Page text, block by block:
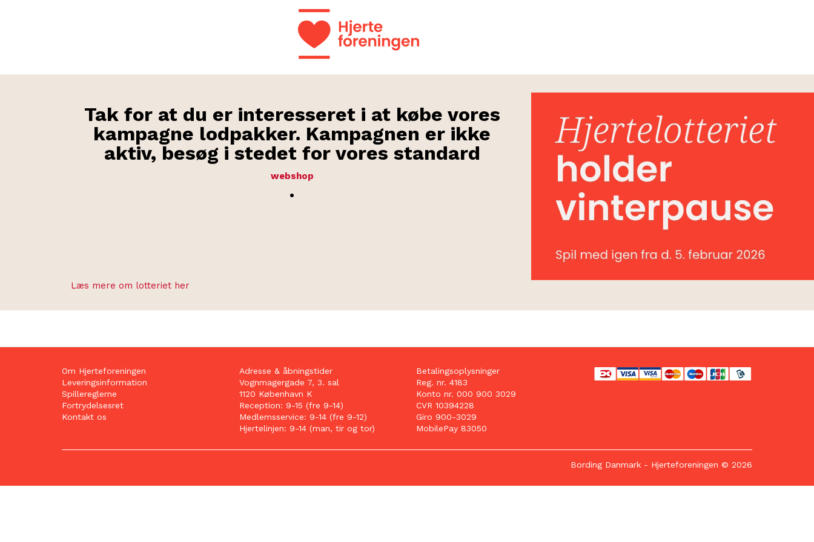
Tak for at du er interesseret i at købe vores
kampagne lodpakker. Kampagnen er ikke
aktiv, besøg i stedet for vores standard
webshop
.
Læs mere om lotteriet her
Om Hjerteforeningen
Leveringsinformation
Spillereglerne
Fortrydelsesret
Kontakt os
Adresse & åbningstider
Vognmagergade 7, 3. sal
1120 København K
Reception: 9-15 (fre 9-14)
Medlemsservice: 9-14 (fre 9-12)
Hjertelinjen: 9-14 (man, tir og tor)
Betalingsoplysninger
Reg. nr. 4183
Konto nr. 000 900 3029
CVR 10394228
Giro 900-3029
MobilePay 83050
Bording Danmark - Hjerteforeningen © 2026